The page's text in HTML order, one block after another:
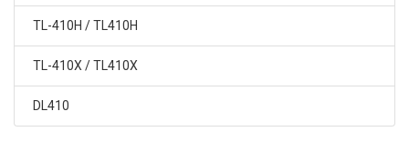
TL-410H / TL410H
TL-410X / TL410X
DL410